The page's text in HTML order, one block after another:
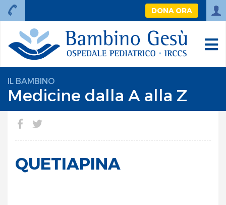
DONA ORA
IL BAMBINO
Medicine dalla A alla Z
QUETIAPINA